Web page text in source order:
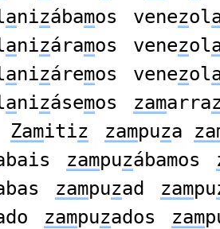
anizábamos venezol
anizáramos venezol
anizáremos venezol
anizásemos zamarra
Zamitiz zampuza
zampuzábamos
zampuzad zampu
zampuzados zam